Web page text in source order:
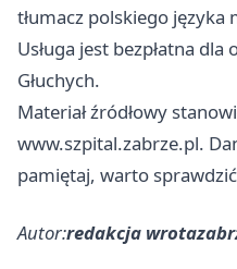
tłumacz polskiego języka
Usługa jest bezpłatna dla
Głuchych.
Materiał źródłowy
www.szpital.zabrze.pl.
pamiętaj, warto
Autor:redakcja